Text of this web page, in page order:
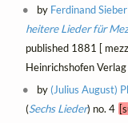
by Ferdinand Sieber
heitere Lieder für
published 1881 [
Heinrichshofen Verlag
by (Julius August)
(Sechs Lieder) no. 4